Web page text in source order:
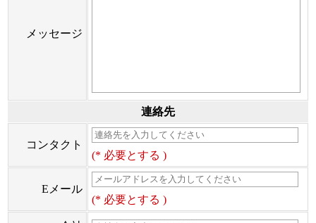
メッセージ
連絡先
コンタクト
(* 必要とする )
Eメール
(* 必要とする )